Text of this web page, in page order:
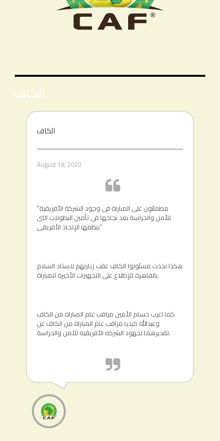
الكاف
الكاف
August 18, 2020
“مطمئنون على المباراة فى وجود الشركة الأفريقية
للأمن والحراسة بعد نجاحها فى تأمين البطولات التى
ينظمها الإتحاد الأفريقى”
هكذا تحدث مسئولوا الكاف عقب زيارتهم لاستاد السلام
بالقاهرة للإطلاع على التجهيزات الأخيرة للمباراة.
كما اعرب حسام الأمين مراقب عام المباراة من الكاف
وعبدالله كيديا مراقب عام المباراة من الكاف عن
تقديرهما لجهود الشركه الأفريقيه للآمن والحراسة.